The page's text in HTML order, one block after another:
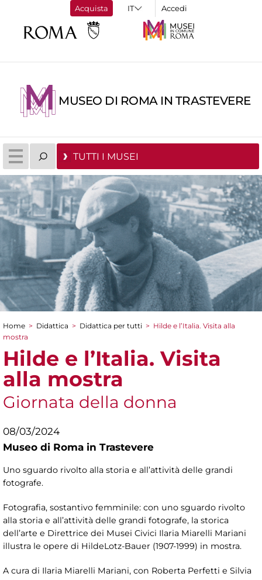
Acquista Accedi
MUSEO DI ROMA IN TRASTEVERE
TUTTI I MUSEI
Tu sei qui
Home > Didattica > Didattica per tutti > Hilde e l’Italia. Visita alla
mostra
Hilde e l’Italia. Visita
alla mostra
Giornata della donna
08/03/2024
Museo di Roma in Trastevere
Uno sguardo rivolto alla storia e all’attività delle grandi
fotografe.
Fotografia, sostantivo femminile: con uno sguardo rivolto
alla storia e all’attività delle grandi fotografe, la storica
dell’arte e Direttrice dei Musei Civici Ilaria Miarelli Mariani
illustra le opere di HildeLotz-Bauer (1907-1999) in mostra.
A cura di Ilaria Miarelli Mariani, con Roberta Perfetti e Silvia